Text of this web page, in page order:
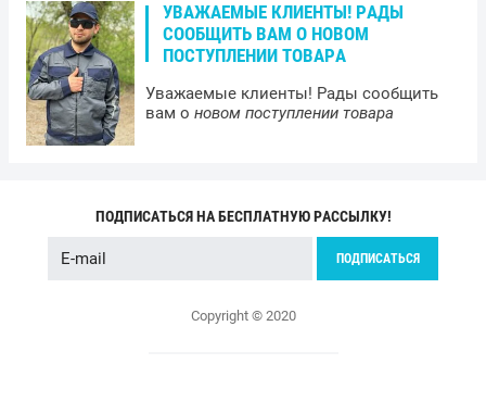
УВАЖАЕМЫЕ КЛИЕНТЫ! РАДЫ
СООБЩИТЬ ВАМ О НОВОМ
ПОСТУПЛЕНИИ ТОВАРА
Уважаемые клиенты! Рады сообщить
вам о новом поступлении товара
ПОДПИСАТЬСЯ НА БЕСПЛАТНУЮ РАССЫЛКУ!
ПОДПИСАТЬСЯ
Copyright © 2020